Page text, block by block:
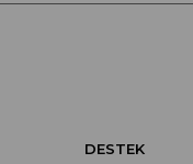
DESTEK